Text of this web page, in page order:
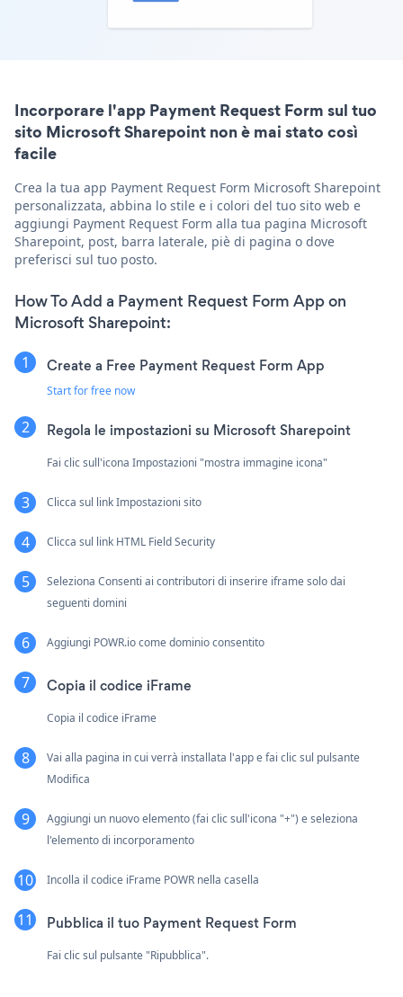
Incorporare l'app Payment Request Form sul tuo
sito Microsoft Sharepoint non è mai stato così
facile
Crea la tua app Payment Request Form Microsoft Sharepoint
personalizzata, abbina lo stile e i colori del tuo sito web e
aggiungi Payment Request Form alla tua pagina Microsoft
Sharepoint, post, barra laterale, piè di pagina o dove
preferisci sul tuo posto.
How To Add a Payment Request Form App on
Microsoft Sharepoint:
Create a Free Payment Request Form App
Start for free now
Regola le impostazioni su Microsoft Sharepoint
Fai clic sull'icona Impostazioni "mostra immagine icona"
Clicca sul link Impostazioni sito
Clicca sul link HTML Field Security
Seleziona Consenti ai contributori di inserire iframe solo dai
seguenti domini
Aggiungi POWR.io come dominio consentito
Copia il codice iFrame
Copia il codice iFrame
Vai alla pagina in cui verrà installata l'app e fai clic sul pulsante
Modifica
Aggiungi un nuovo elemento (fai clic sull'icona "+") e seleziona
l'elemento di incorporamento
Incolla il codice iFrame POWR nella casella
Pubblica il tuo Payment Request Form
Fai clic sul pulsante "Ripubblica".